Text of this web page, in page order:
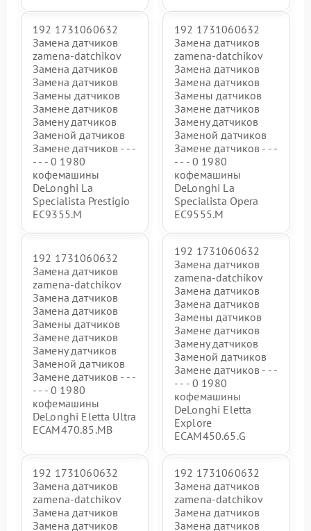
192 1731060632
Замена датчиков
zamena-datchikov
Замена датчиков
Замена датчиков
Замены датчиков
Замене датчиков
Замену датчиков
Заменой датчиков
Замене датчиков - - -
- - - 0 1980
кофемашины
DeLonghi La
Specialista Prestigio
EC9355.M
192 1731060632
Замена датчиков
zamena-datchikov
Замена датчиков
Замена датчиков
Замены датчиков
Замене датчиков
Замену датчиков
Заменой датчиков
Замене датчиков - - -
- - - 0 1980
кофемашины
DeLonghi La
Specialista Opera
EC9555.M
192 1731060632
Замена датчиков
zamena-datchikov
Замена датчиков
Замена датчиков
Замены датчиков
Замене датчиков
Замену датчиков
Заменой датчиков
Замене датчиков - - -
- - - 0 1980
кофемашины
DeLonghi Eletta Ultra
ECAM470.85.MB
192 1731060632
Замена датчиков
zamena-datchikov
Замена датчиков
Замена датчиков
Замены датчиков
Замене датчиков
Замену датчиков
Заменой датчиков
Замене датчиков - - -
- - - 0 1980
кофемашины
DeLonghi Eletta
Explore
ECAM450.65.G
192 1731060632
Замена датчиков
zamena-datchikov
Замена датчиков
Замена датчиков
192 1731060632
Замена датчиков
zamena-datchikov
Замена датчиков
Замена датчиков